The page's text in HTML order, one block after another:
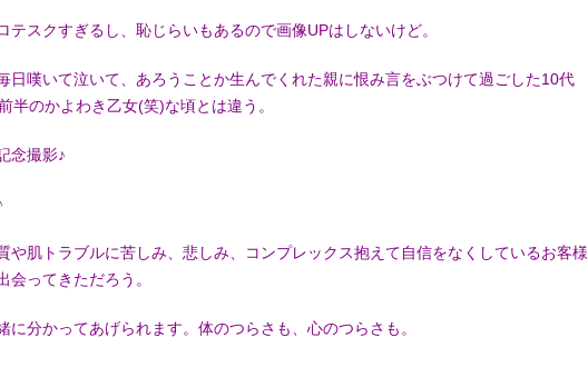
テスクすぎるし、恥じらいもあるので画像UPはしないけど。
日嘆いて泣いて、あろうことか生んでくれた親に恨み言をぶつけて過ごした10代
半のかよわき乙女(笑)な頃とは違う。
念撮影♪
や肌トラブルに苦しみ、悲しみ、コンプレックス抱えて自信をなくしているお客様
会ってきただろう。
に分かってあげられます。体のつらさも、心のつらさも。